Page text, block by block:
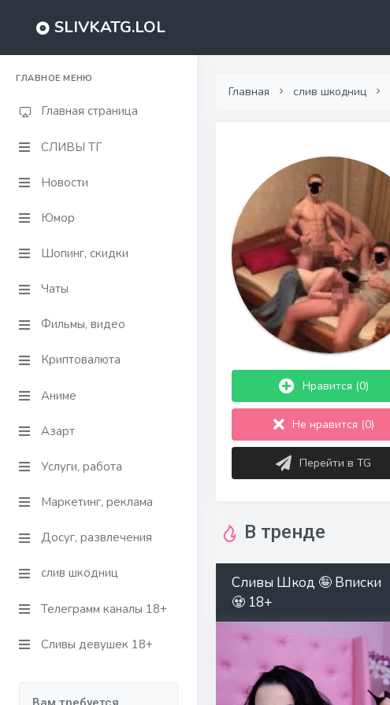
SLIVKATG.LOL
ГЛАВНОЕ МЕНЮ
Главная страница
СЛИВЫ ТГ
Новости
Юмор
Шопинг, скидки
Чаты
Фильмы, видео
Криптовалюта
Аниме
Азарт
Услуги, работа
Маркетинг, реклама
Досуг, развлечения
слив шкодниц
Телеграмм каналы 18+
Сливы девушек 18+
Главная слив шкодниц
Нравится (0)
Не нравится (0)
Перейти в TG
В тренде
Сливы Шкод 🤪 Вписки
🧟 18+